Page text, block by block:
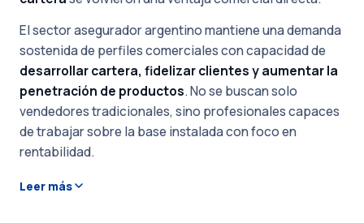
El sector asegurador argentino mantiene una demanda
sostenida de perfiles comerciales con capacidad de
desarrollar cartera, fidelizar clientes y aumentar la
penetración de productos. No se buscan solo
vendedores tradicionales, sino profesionales capaces
de trabajar sobre la base instalada con foco en
rentabilidad.
Leer más